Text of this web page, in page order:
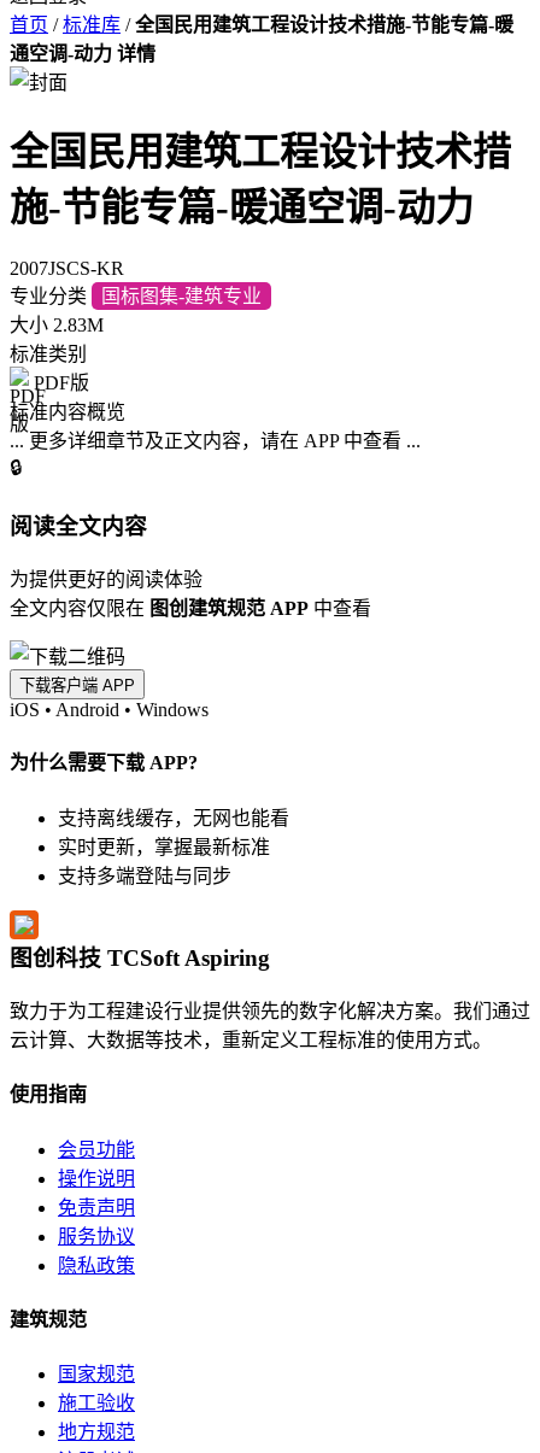
首页 / 标准库 / 全国民用建筑工程设计技术措施-节能专篇-暖
通空调-动力 详情
全国民用建筑工程设计技术措
施-节能专篇-暖通空调-动力
2007JSCS-KR
专业分类
国标图集-建筑专业
大小 2.83M
标准类别
PDF版
标准内容概览
... 更多详细章节及正文内容，请在 APP 中查看 ...
🔒
阅读全文内容
为提供更好的阅读体验
全文内容仅限在 图创建筑规范 APP 中查看
下载客户端 APP
iOS • Android • Windows
为什么需要下载 APP?
支持离线缓存，无网也能看
实时更新，掌握最新标准
支持多端登陆与同步
图创科技 TCSoft Aspiring
致力于为工程建设行业提供领先的数字化解决方案。我们通过
云计算、大数据等技术，重新定义工程标准的使用方式。
使用指南
会员功能
操作说明
免责声明
服务协议
隐私政策
建筑规范
国家规范
施工验收
地方规范